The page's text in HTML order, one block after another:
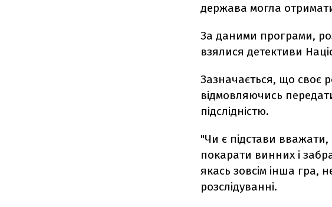
держава могла
За даними програми,
взялися детективи
Зазначається, що своє
відмовляючись
підслідністю.
"Чи є підстави
покарати винних і
якась зовсім інша гра,
розслідуванні.